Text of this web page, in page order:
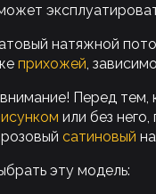
натяжной
прихожей,
Перед тем,
или без
сатиновый
эту модель: